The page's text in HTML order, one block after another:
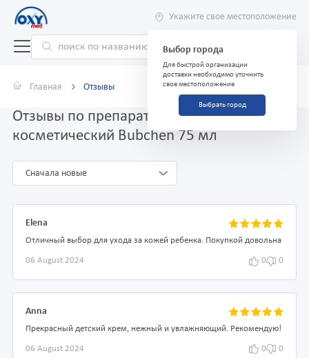
Укажите свое местоположение
Выбор города
Для быстрой организации
доставки необходимо уточнить
свое местоположение
Выбрать город
Главная Отзывы
Отзывы по препарату Крем детский
косметический Bubchen 75 мл
Сначала новые
Elena
Отличный выбор для ухода за кожей ребенка. Покупкой довольна
06 August 2024 0 0
Anna
Прекрасный детский крем, нежный и увлажняющий. Рекомендую!
06 August 2024 0 0